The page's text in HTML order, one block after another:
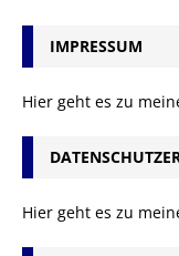
IMPRESSUM
Hier geht es zu
Hier geht es zu